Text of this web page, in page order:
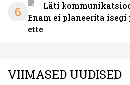
6
Läti
Enam ei planeerita isegi
ette
VIIMASED UUDISED